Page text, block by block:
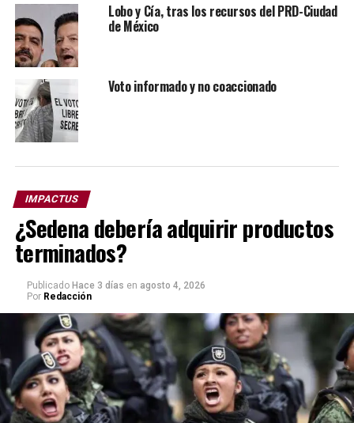
Omar Reyes Colmenares, el relevo en la UIF, es un
hombre muy cercano a García Harfuch, por lo que el
titular de la Secretaría de Seguridad y Protección
Ciudadana (SSPC) se fortalece.
Lobo y Cía, tras los recursos del PRD-Ciudad
de México
Voto informado y no coaccionado
IMPACTUS
¿Sedena debería adquirir productos
terminados?
Publicado Hace 3 días en agosto 4, 2026
Por Redacción